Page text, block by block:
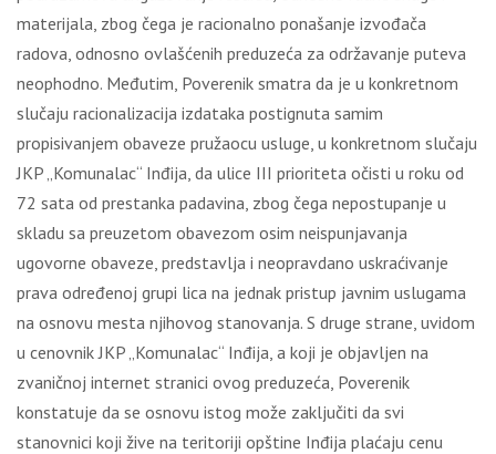
materijala, zbog čega je racionalno ponašanje izvođača
radova, odnosno ovlašćenih preduzeća za održavanje puteva
neophodno. Međutim, Poverenik smatra da je u konkretnom
slučaju racionalizacija izdataka postignuta samim
propisivanjem obaveze pružaocu usluge, u konkretnom slučaju
JKP „Komunalac“ Inđija, da ulice III prioriteta očisti u roku od
72 sata od prestanka padavina, zbog čega nepostupanje u
skladu sa preuzetom obavezom osim neispunjavanja
ugovorne obaveze, predstavlјa i neopravdano uskraćivanje
prava određenoj grupi lica na jednak pristup javnim uslugama
na osnovu mesta njihovog stanovanja. S druge strane, uvidom
u cenovnik JKP „Komunalac“ Inđija, a koji je objavlјen na
zvaničnoj internet stranici ovog preduzeća, Poverenik
konstatuje da se osnovu istog može zaklјučiti da svi
stanovnici koji žive na teritoriji opštine Inđija plaćaju cenu